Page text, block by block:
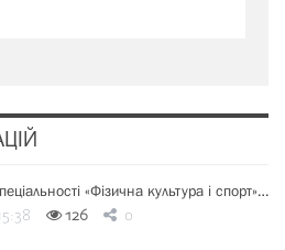
«Фізична культура і спорт»…
126 0